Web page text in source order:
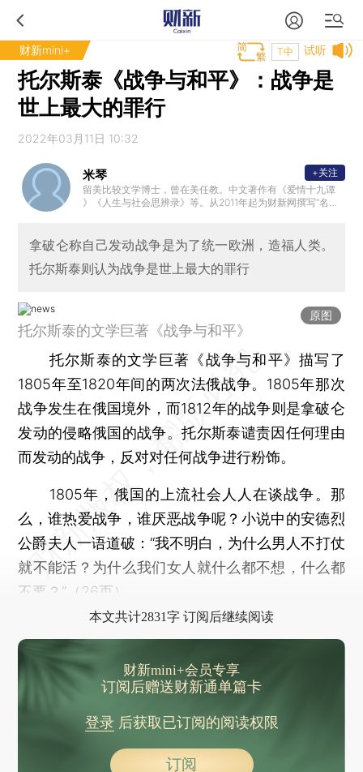
财新mini+ 试听
T中
托尔斯泰《战争与和平》：战争是
世上最大的罪行
2022年03月11日 10:32
米琴
留美比较文学博士，曾在美任教。中文著作有《爱情十九谭
》《人生与社会思辨录》等。从2011年起为财新网撰写“名著
+关注
拿破仑称自己发动战争是为了统一欧洲，造福人类。
托尔斯泰则认为战争是世上最大的罪行
原图
托尔斯泰的文学巨著《战争与和平》
托尔斯泰的文学巨著《战争与和平》描写了
1805年至1820年间的两次法俄战争。1805年那次
战争发生在俄国境外，而1812年的战争则是拿破仑
发动的侵略俄国的战争。托尔斯泰谴责因任何理由
而发动的战争，反对对任何战争进行粉饰。
1805年，俄国的上流社会人人在谈战争。那
么，谁热爱战争，谁厌恶战争呢？小说中的安德烈
公爵夫人一语道破：“我不明白，为什么男人不打仗
就不能活？为什么我们女人就什么都不想，什么都
不要？”（26页）
本文共计2831字 订阅后继续阅读
财新mini+会员专享
订阅后赠送财新通单篇卡
登录后获取已订阅的阅读权限
订阅